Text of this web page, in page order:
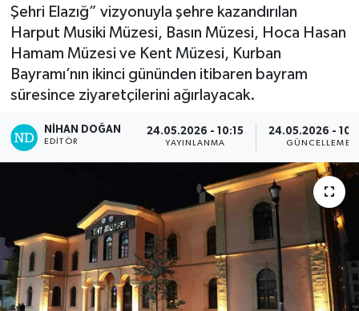
Şehri Elazığ” vizyonuyla şehre kazandırılan
Harput Musiki Müzesi, Basın Müzesi, Hoca Hasan
Hamam Müzesi ve Kent Müzesi, Kurban
Bayramı’nın ikinci gününden itibaren bayram
süresince ziyaretçilerini ağırlayacak.
NIHAN DOĞAN
EDITÖR
24.05.2026 - 10:15
YAYINLANMA
24.05.2026 -
GÜNCELLEME